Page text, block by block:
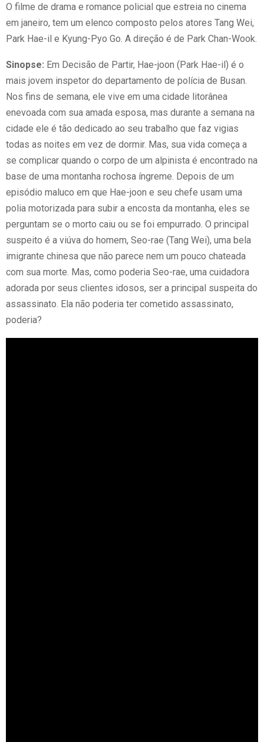
O filme de drama e romance policial que estreia no cinema
em janeiro, tem um elenco composto pelos atores Tang Wei,
Park Hae-il e Kyung-Pyo Go. A direção é de Park Chan-Wook.
Sinopse: Em Decisão de Partir, Hae-joon (Park Hae-il) é o
mais jovem inspetor do departamento de polícia de Busan.
Nos fins de semana, ele vive em uma cidade litorânea
enevoada com sua amada esposa, mas durante a semana na
cidade ele é tão dedicado ao seu trabalho que faz vigias
todas as noites em vez de dormir. Mas, sua vida começa a
se complicar quando o corpo de um alpinista é encontrado na
base de uma montanha rochosa íngreme. Depois de um
episódio maluco em que Hae-joon e seu chefe usam uma
polia motorizada para subir a encosta da montanha, eles se
perguntam se o morto caiu ou se foi empurrado. O principal
suspeito é a viúva do homem, Seo-rae (Tang Wei), uma bela
imigrante chinesa que não parece nem um pouco chateada
com sua morte. Mas, como poderia Seo-rae, uma cuidadora
adorada por seus clientes idosos, ser a principal suspeita do
assassinato. Ela não poderia ter cometido assassinato,
poderia?